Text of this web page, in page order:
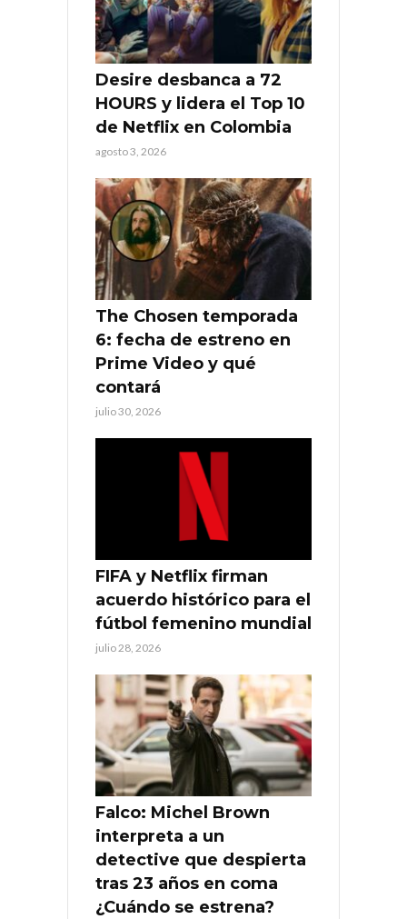
Desire desbanca a 72
HOURS y lidera el Top 10
de Netflix en Colombia
agosto 3, 2026
The Chosen temporada
6: fecha de estreno en
Prime Video y qué
contará
julio 30, 2026
FIFA y Netflix firman
acuerdo histórico para el
fútbol femenino mundial
julio 28, 2026
Falco: Michel Brown
interpreta a un
detective que despierta
tras 23 años en coma
¿Cuándo se estrena?